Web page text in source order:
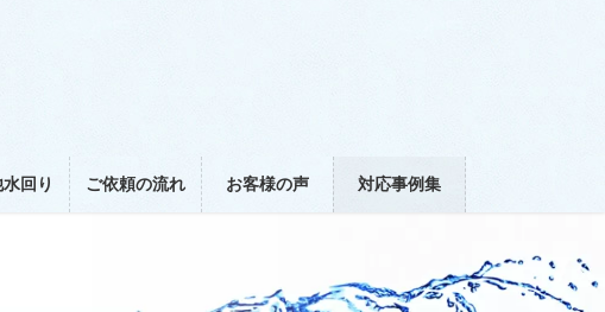
回り ご依頼の流れ お客様の声 対応事例集